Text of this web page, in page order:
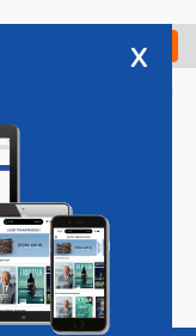
Check in
Vacatures
x